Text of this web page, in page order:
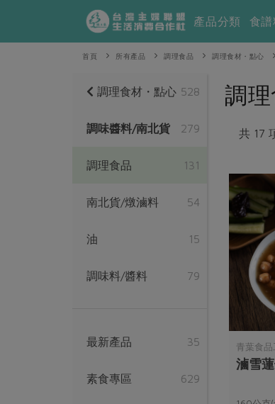
產品分類 食譜
首頁 所有產品 調理食品 調理食材・點心
調
共 17
青葉食
滷雪
調理食材・點心 528
調味醬料/南北貨 279
調理食品 131
南北貨/燉滷料 54
油 15
調味料/醬料 79
最新產品 35
素食專區 629